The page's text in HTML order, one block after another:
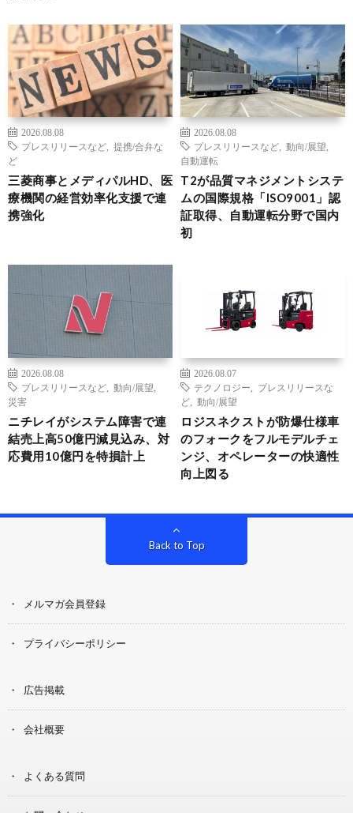
2026.08.08
プレスリリースなど
提携/合弁な
ど
三菱商事とメディパルHD、医
療機関の経営効率化支援で連
携強化
2026.08.08
プレスリリースなど
動向/展望
自動運転
T2が品質マネジメントシステ
ムの国際規格「ISO9001」認
証取得、自動運転分野で国内
初
2026.08.08
プレスリリースなど
動向/展望
災害
ニチレイがシステム障害で連
結売上高50億円減見込み、対
応費用10億円を特損計上
2026.08.07
テクノロジー
プレスリリースな
ど
動向/展望
ロジスネクストが防爆仕様車
のフォークをフルモデルチェ
ンジ、オペレーターの快適性
向上図る
Back to Top
メルマガ会員登録
プライバシーポリシー
広告掲載
会社概要
よくある質問